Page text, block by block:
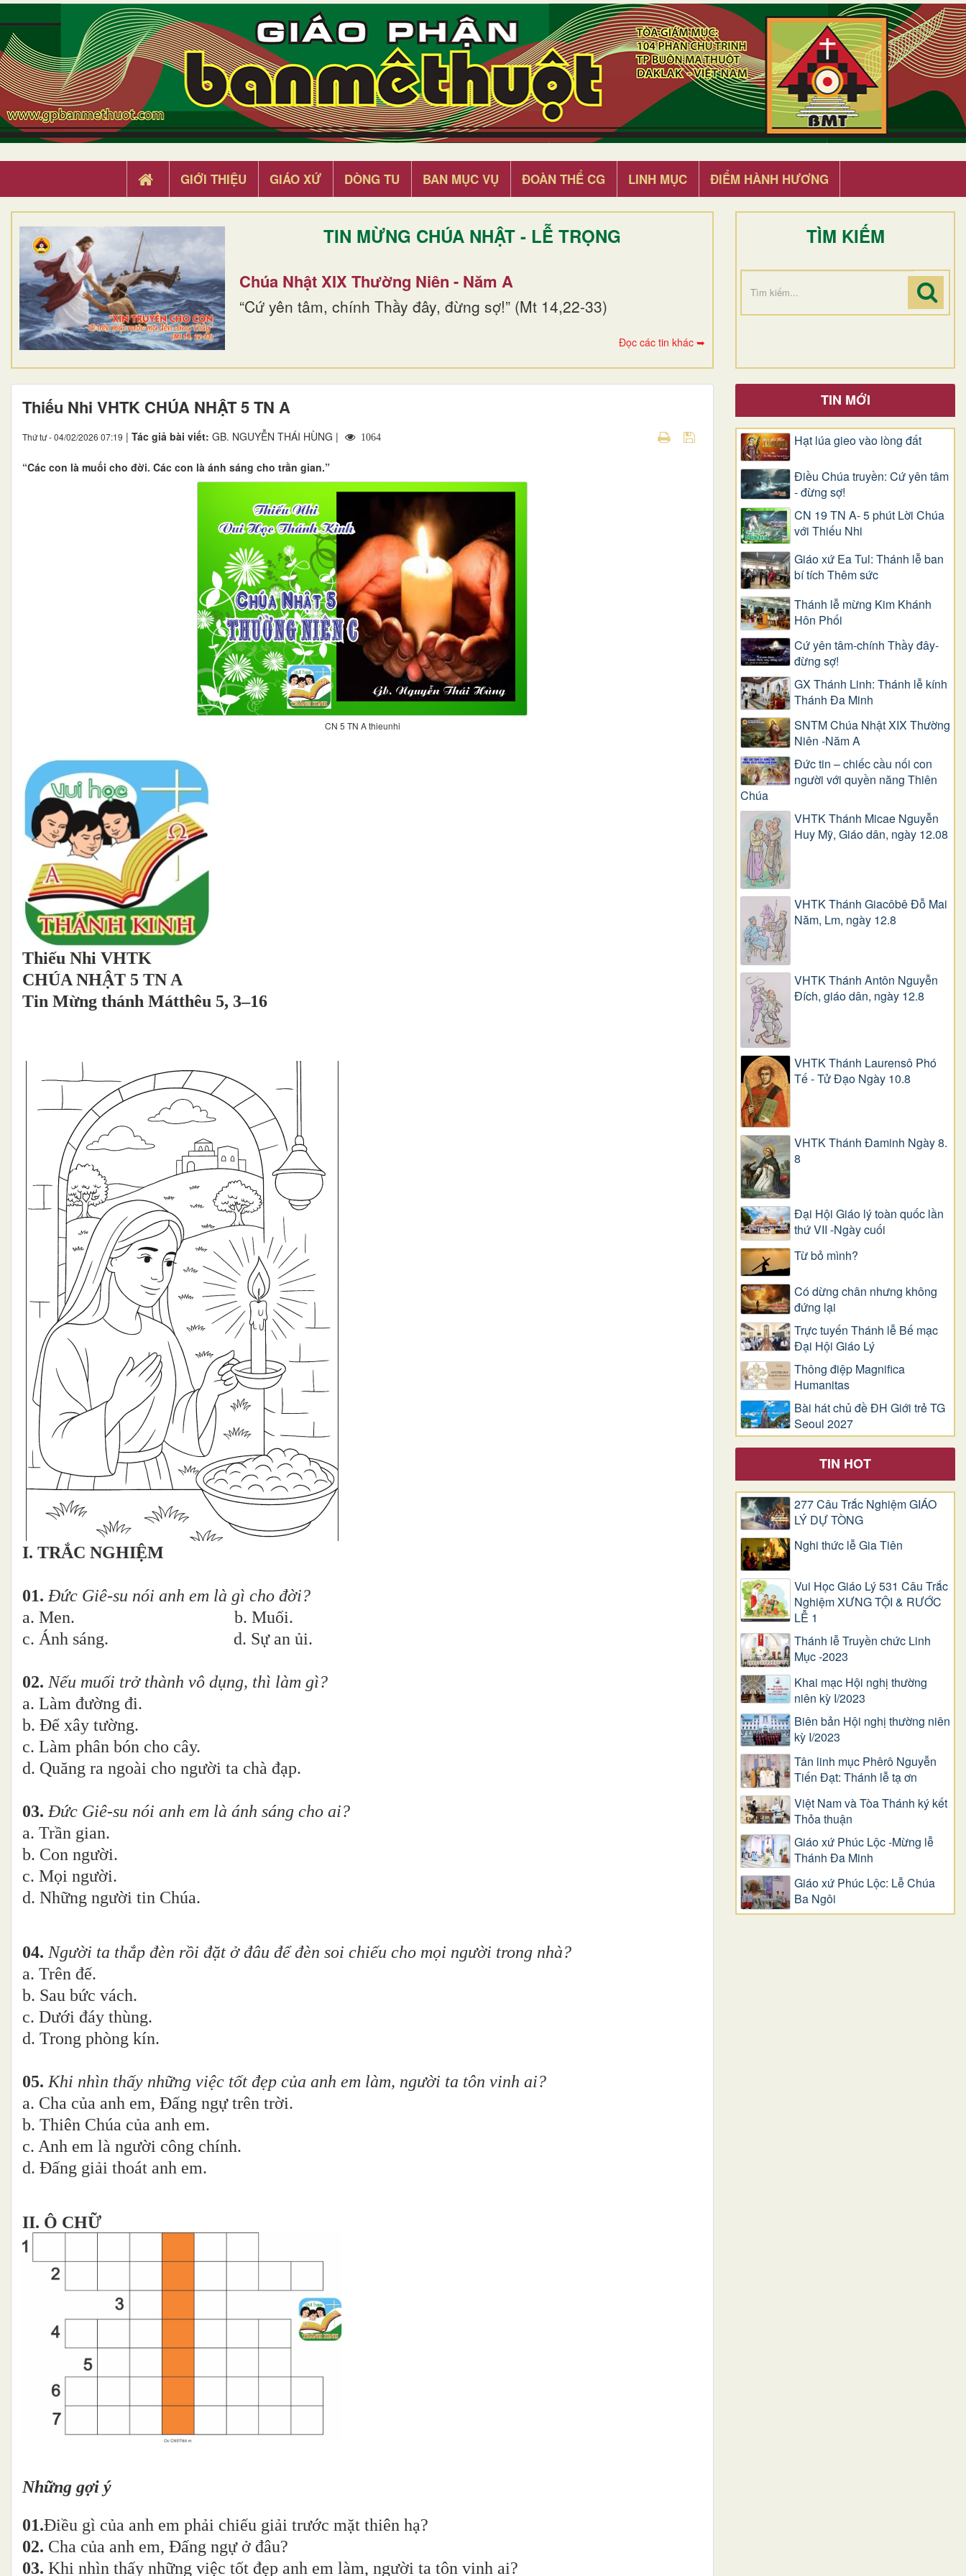
GIỚI THIỆU GIÁO XỨ DÒNG TU BAN MỤC VỤ ĐOÀN THỂ CG LINH MỤC ĐIỂM HÀNH HƯƠNG
TIN MỪNG CHÚA NHẬT - LỄ TRỌNG
Chúa Nhật XIX Thường Niên - Năm A
“Cứ yên tâm, chính Thầy đây, đừng sợ!” (Mt 14,22-33)
Đọc các tin khác ➥
TÌM KIẾM
​​​​​​​Thiếu Nhi VHTK CHÚA NHẬT 5 TN A
Thứ tư - 04/02/2026 07:19 | Tác giả bài viết: GB. NGUYỄN THÁI HÙNG | 1064
“Các con là muối cho đời. Các con là ánh sáng cho trần gian.”
CN 5 TN A thieunhi
Thiếu Nhi VHTK
CHÚA NHẬT 5 TN A
Tin Mừng thánh Mátthêu 5, 3–16
I. TRẮC NGHIỆM
01. Đức Giê-su nói anh em là gì cho đời?
a. Men. b. Muối.
c. Ánh sáng. d. Sự an ủi.
02. Nếu muối trở thành vô dụng, thì làm gì?
a. Làm đường đi.
b. Để xây tường.
c. Làm phân bón cho cây.
d. Quăng ra ngoài cho người ta chà đạp.
03. Đức Giê-su nói anh em là ánh sáng cho ai?
a. Trần gian.
b. Con người.
c. Mọi người.
d. Những người tin Chúa.
04. Người ta thắp đèn rồi đặt ở đâu để đèn soi chiếu cho mọi người trong nhà?
a. Trên đế.
b. Sau bức vách.
c. Dưới đáy thùng.
d. Trong phòng kín.
05. Khi nhìn thấy những việc tốt đẹp của anh em làm, người ta tôn vinh ai?
a. Cha của anh em, Đấng ngự trên trời.
b. Thiên Chúa của anh em.
c. Anh em là người công chính.
d. Đấng giải thoát anh em.
II. Ô CHỮ
Những gợi ý
01.Điều gì của anh em phải chiếu giải trước mặt thiên hạ?
02. Cha của anh em, Đấng ngự ở đâu?
03. Khi nhìn thấy những việc tốt đẹp anh em làm, người ta tôn vinh ai?
TIN MỚI
Hạt lúa gieo vào lòng đất
Điều Chúa truyền: Cứ yên tâm
- đừng sợ!
CN 19 TN A- 5 phút Lời Chúa
với Thiếu Nhi
Giáo xứ Ea Tul: Thánh lễ ban
bí tích Thêm sức
Thánh lễ mừng Kim Khánh
Hôn Phối
Cứ yên tâm-chính Thầy đây-
đừng sợ!
GX Thánh Linh: Thánh lễ kính
Thánh Đa Minh
SNTM Chúa Nhật XIX Thường
Niên -Năm A
Đức tin – chiếc cầu nối con
người với quyền năng Thiên
Chúa
VHTK Thánh Micae Nguyễn
Huy Mỹ, Giáo dân, ngày 12.08
VHTK Thánh Giacôbê Ðỗ Mai
Năm, Lm, ngày 12.8
VHTK Thánh Antôn Nguyễn
Ðích, giáo dân, ngày 12.8
VHTK Thánh Laurensô Phó
Tế - Tử Đạo Ngày 10.8
VHTK Thánh Đaminh Ngày 8.
8
Đại Hội Giáo lý toàn quốc lần
thứ VII -Ngày cuối
Từ bỏ mình?
Có dừng chân nhưng không
đứng lại
Trực tuyến Thánh lễ Bế mạc
Đại Hội Giáo Lý
Thông điệp Magnifica
Humanitas
Bài hát chủ đề ĐH Giới trẻ TG
Seoul 2027
TIN HOT
277 Câu Trắc Nghiệm GIÁO
LÝ DỰ TÒNG
Nghi thức lễ Gia Tiên
Vui Học Giáo Lý 531 Câu Trắc
Nghiệm XƯNG TỘI & RƯỚC
LỄ 1
Thánh lễ Truyền chức Linh
Mục -2023
Khai mạc Hội nghị thường
niên kỳ I/2023
Biên bản Hội nghị thường niên
kỳ I/2023
Tân linh mục Phêrô Nguyễn
Tiến Đạt: Thánh lễ tạ ơn
Việt Nam và Tòa Thánh ký kết
Thỏa thuận
Giáo xứ Phúc Lộc -Mừng lễ
Thánh Đa Minh
Giáo xứ Phúc Lộc: Lễ Chúa
Ba Ngôi